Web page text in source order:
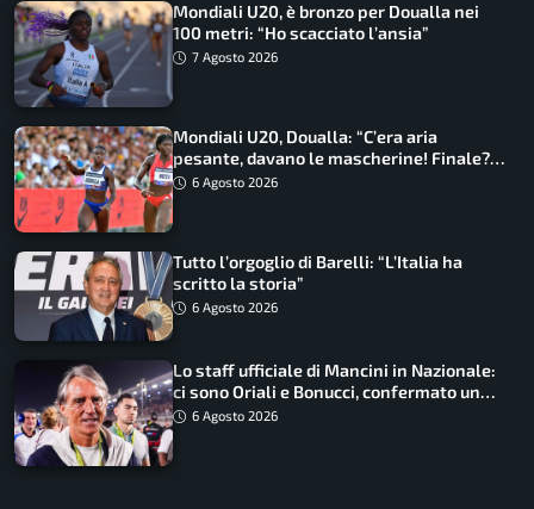
Mondiali U20, è bronzo per Doualla nei
100 metri: “Ho scacciato l’ansia”
7 Agosto 2026
Mondiali U20, Doualla: “C’era aria
pesante, davano le mascherine! Finale?
Non ho nulla da perdere”
6 Agosto 2026
Tutto l’orgoglio di Barelli: “L’Italia ha
scritto la storia”
6 Agosto 2026
Lo staff ufficiale di Mancini in Nazionale:
ci sono Oriali e Bonucci, confermato un
ritorno
6 Agosto 2026